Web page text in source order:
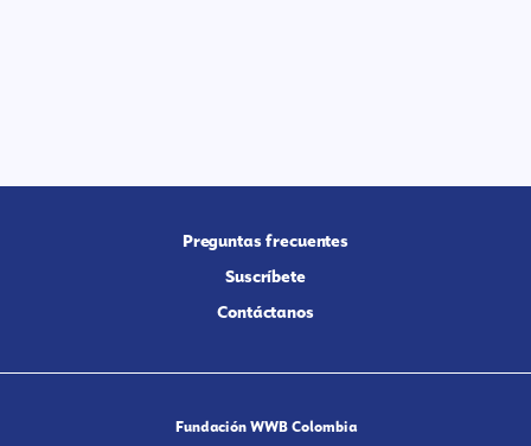
Preguntas frecuentes
Suscríbete
Contáctanos
Fundación WWB Colombia